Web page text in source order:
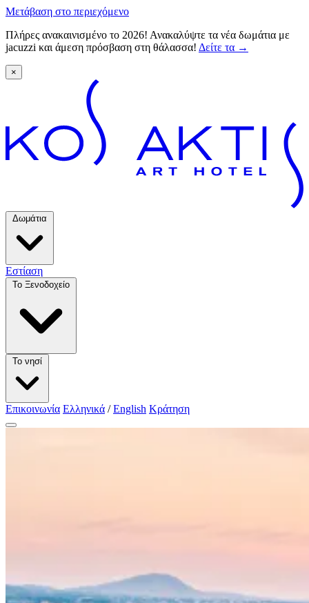
Μετάβαση στο περιεχόμενο
Πλήρες ανακαινισμένο το 2026! Ανακαλύψτε τα νέα δωμάτια με
jacuzzi και άμεση πρόσβαση στη θάλασσα! Δείτε τα →
×
Δωμάτια
Εστίαση
Το Ξενοδοχείο
Το νησί
Επικοινωνία Ελληνικά / English Κράτηση